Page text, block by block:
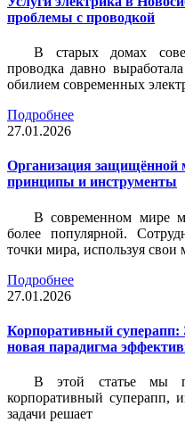
проблемы с проводкой
В старых домах
проводка давно
обилием современных
Подробнее
27.01.2026
Организация защищённой
принципы и инструменты
В современном мире
более популярной.
точки мира, используя свои
Подробнее
27.01.2026
Корпоративный суперапп:
новая парадигма
В этой статье мы
корпоративный суперапп,
задачи решает